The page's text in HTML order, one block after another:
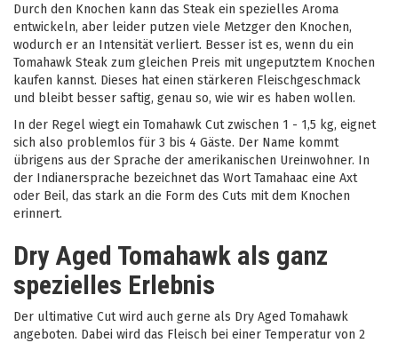
Durch den Knochen kann das Steak ein spezielles Aroma
entwickeln, aber leider putzen viele Metzger den Knochen,
wodurch er an Intensität verliert. Besser ist es, wenn du ein
Tomahawk Steak zum gleichen Preis mit ungeputztem Knochen
kaufen kannst. Dieses hat einen stärkeren Fleischgeschmack
und bleibt besser saftig, genau so, wie wir es haben wollen.
In der Regel wiegt ein Tomahawk Cut zwischen 1 - 1,5 kg, eignet
sich also problemlos für 3 bis 4 Gäste. Der Name kommt
übrigens aus der Sprache der amerikanischen Ureinwohner. In
der Indianersprache bezeichnet das Wort Tamahaac eine Axt
oder Beil, das stark an die Form des Cuts mit dem Knochen
erinnert.
Dry Aged Tomahawk als ganz
spezielles Erlebnis
Der ultimative Cut wird auch gerne als Dry Aged Tomahawk
angeboten. Dabei wird das Fleisch bei einer Temperatur von 2